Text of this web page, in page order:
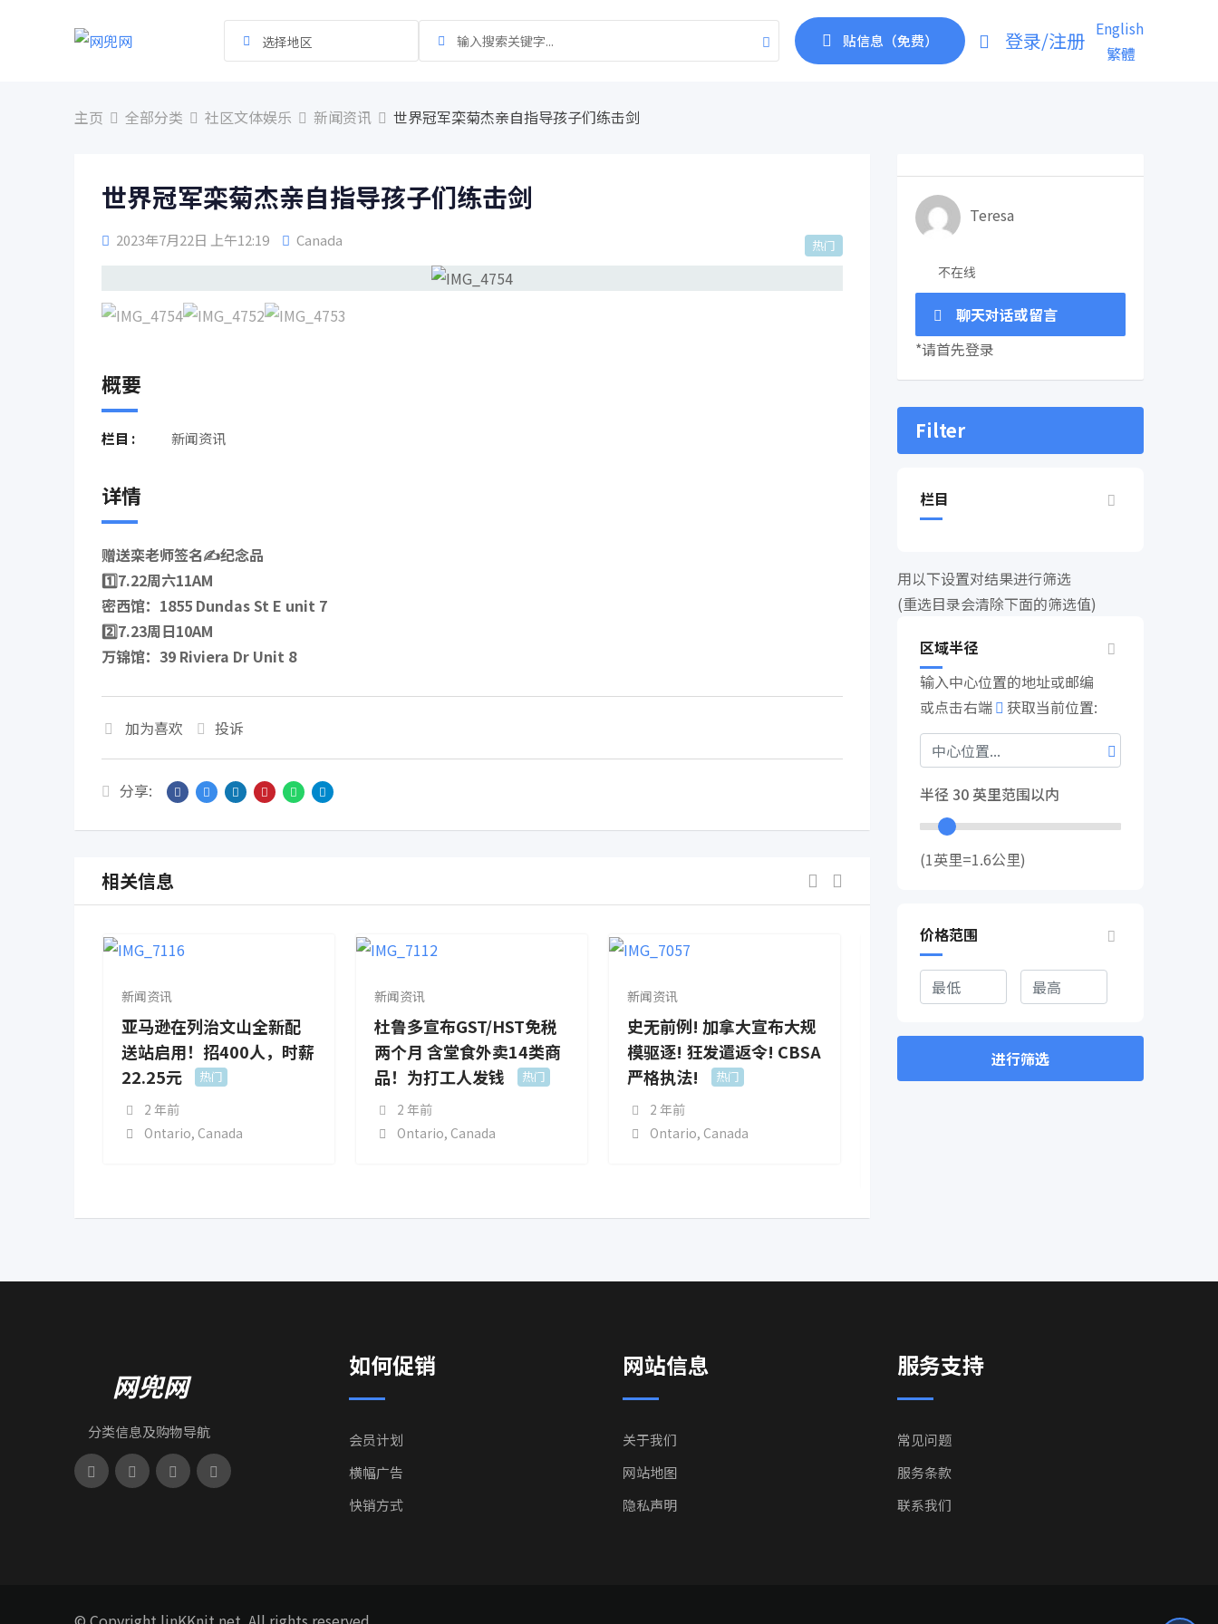
选择地区 贴信息（免费） 登录/注册 English
繁體
主页 全部分类 社区文体娱乐 新闻资讯 世界冠军栾菊杰亲自指导孩子们练击剑
世界冠军栾菊杰亲自指导孩子们练击剑
2023年7月22日 上午12:19 Canada 热门
概要
栏目 : 新闻资讯
详情
赠送栾老师签名✍️纪念品
1️⃣7.22周六11AM
密西馆：1855 Dundas St E unit 7
2️⃣7.23周日10AM
万锦馆：39 Riviera Dr Unit 8
加为喜欢 投诉
分享:
相关信息
新闻资讯
亚马逊在列治文山全新配
送站启用！招400人，时薪
22.25元
热门
2 年前
Ontario, Canada
新闻资讯
杜鲁多宣布GST/HST免税
两个月 含堂食外卖14类商
品！为打工人发钱
热门
2 年前
Ontario, Canada
新闻资讯
史无前例! 加拿大宣布大规
模驱逐! 狂发遣返令! CBSA
严格执法!
热门
2 年前
Ontario, Canada
杀“抖音”！温哥华和多
伦多分公司被勒令立即解
时居民！
Teresa
不在线
聊天对话或留言
*请首先登录
Filter
栏目
用以下设置对结果进行筛选
(重选目录会清除下面的筛选值)
区域半径
输入中心位置的地址或邮编
或点击右端
获取当前位置:
半径 30英里范围以内
(1英里=1.6公里)
价格范围
进行筛选
网兜网
分类信息及购物导航
如何促销
会员计划
横幅广告
快销方式
网站信息
关于我们
网站地图
隐私声明
服务支持
常见问题
服务条款
联系我们